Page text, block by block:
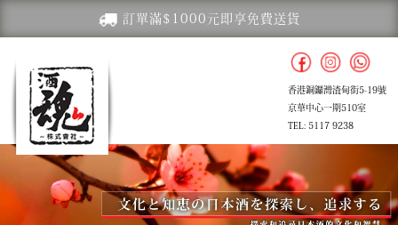
訂單滿$1000元即享免費送貨
香港銅鑼灣渣甸街5-19號
京華中心一期510室
TEL: 5117 9238